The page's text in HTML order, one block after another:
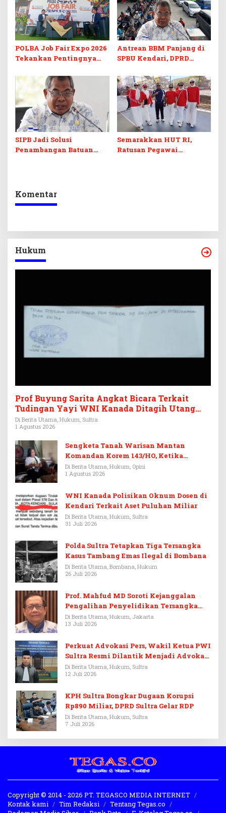
POLBA Job Fair Expo 2026
Tekankan Pentingnya
Digital
Antrean BBM Panjang di
SPBU Kendari, DPRD
Barcode Curang
SIPB Jadi Solusi
Penambangan Batuan
Semarakkan HUT RI,
Ratusan Pegawai
Komentar
Hukum
Prof Buyung Sarita Angkat Bicara Terkait
Tudingan Yayi WNI Kanada Ditagih Utang
Rp3,6 Miliar
Di Berita Utama, Hukum, Sultra
1 Agustus 2026
Sengketa Tanah Warisan Mantan
Komandan Korem 143/HO, Ketika
Warisan Menjadi Arena Pemerasan
Di Berita Utama, Hukum, Opini
1 Agustus 2026
WNI Kanada Polisikan Oknum Dosen di
Kendari Terkait Aset Puluhan Miliar
Di Berita Utama, Hukum, Sultra
31 Juli 2026
Polda Sultra Tetapkan Tiga Tersangka
Kasus Tambang Emas Ilegal di Bombana
Di Berita Utama, Bombana, Hukum
26 Juli 2026
Prof. Mahfud MD Soroti Kejanggalan
Pengalihan Penyelidikan Tersangka
Febrie Adriansyah
Di Berita Utama, Hukum, Jakarta
13 Juli 2026
Perkuat Advokasi Pers, Wakil Ketua PWI
Sultra Resmi Dilantik Menjadi Advokat
PERADI
Di Berita Utama, Hukum, Sultra
12 Juli 2026
KPH Sultra Bongkar Dugaan Korupsi
Rp890 Miliar, DPRD Sultra Gelar RDP
Di Berita Utama, Hukum, Sultra
7 Juli 2026
Copyright © 2014 - 2026 PT. TEGASCO MEDIA INTERNET
Kontak kami
Tim Redaksi
Tentang Tegas.co